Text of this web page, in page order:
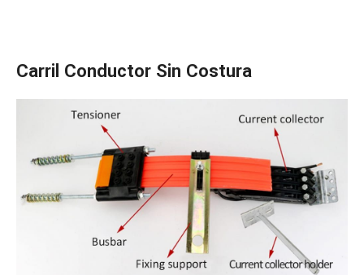
Carril Conductor Sin Costura